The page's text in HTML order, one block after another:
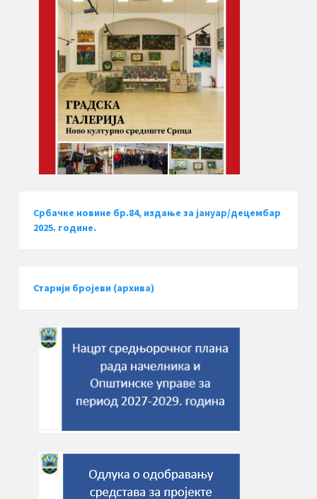
Србачке новине бр.84, издање за јануар/децембар
2025. године.
Старији бројеви (архива)